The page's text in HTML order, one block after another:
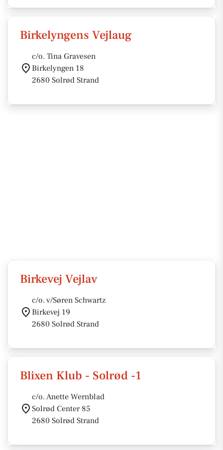
Birkelyngens Vejlaug
c/o. Tina Gravesen
Birkelyngen 18
2680 Solrød Strand
Birkevej Vejlav
c/o. v/Søren Schwartz
Birkevej 19
2680 Solrød Strand
Blixen Klub - Solrød -1
c/o. Anette Wernblad
Solrød Center 85
2680 Solrød Strand